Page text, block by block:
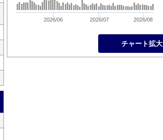
2026/06 2026/07 2026/08
チャート拡大